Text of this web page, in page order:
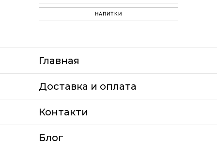
НАПИТКИ
Главная
Доставка и оплата
Контакти
Блог